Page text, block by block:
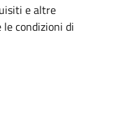
e altre
condizioni di